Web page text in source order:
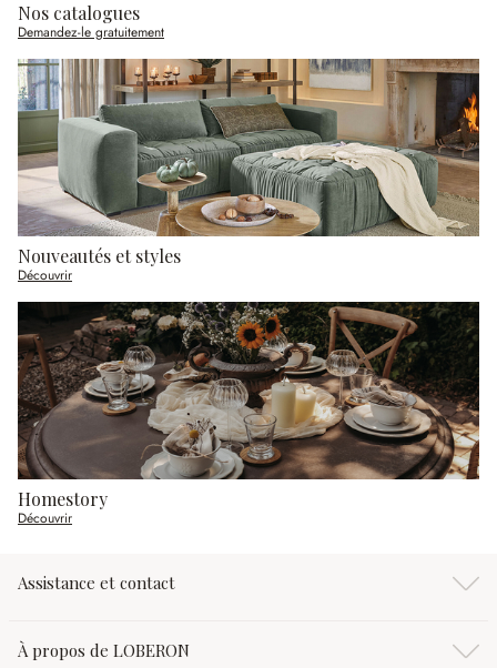
Nos catalogues
Demandez-le gratuitement
Nouveautés et styles
Découvrir
Homestory
Découvrir
Assistance et contact
À propos de LOBERON